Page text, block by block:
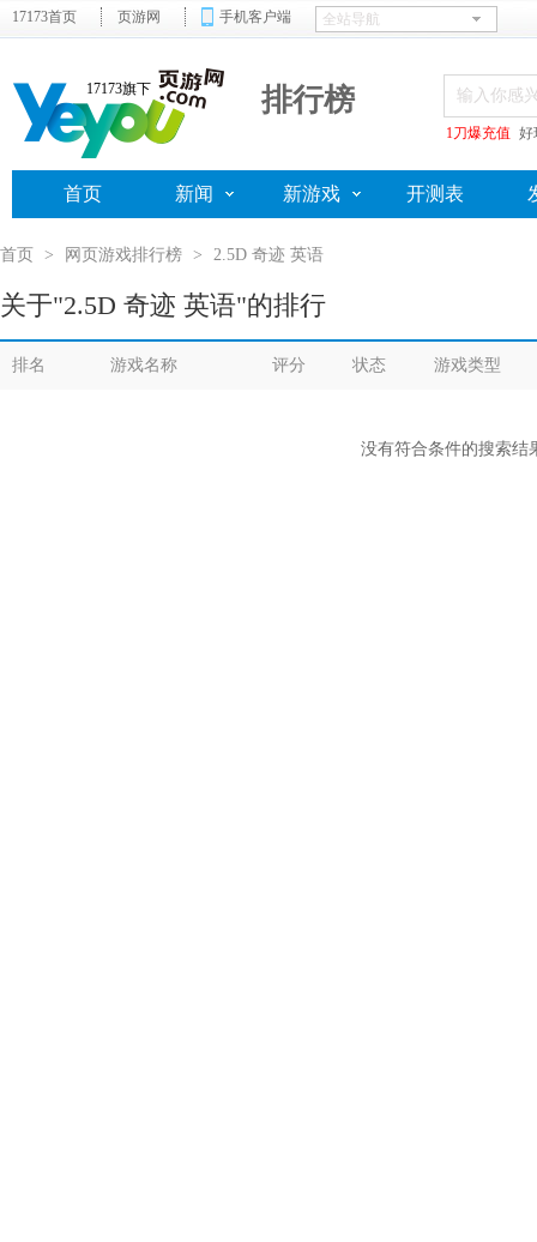
17173首页 页游网 手机客户端
17173旗下 排行榜
1刀爆充值 好
首页 新闻 新游戏 开测表
首页 > 网页游戏排行榜 > 2.5D 奇迹 英语
关于"2.5D 奇迹 英语"的排行
排名 游戏名称 评分 状态 游戏类型
没有符合条件的搜索结